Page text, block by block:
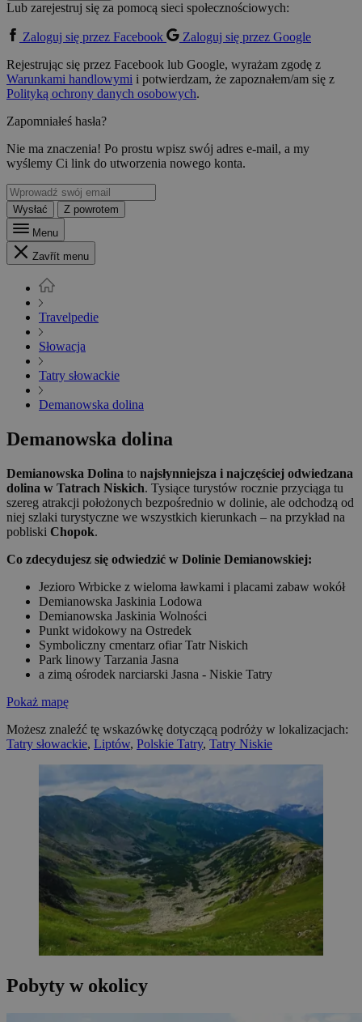
Lub zarejestruj się za pomocą sieci społecznościowych:
Zaloguj się przez Facebook
Zaloguj się przez Google
Rejestrując się przez Facebook lub Google, wyrażam zgodę z
Warunkami handlowymi i potwierdzam, że zapoznałem/am się z
Polityką ochrony danych osobowych.
Zapomniałeś hasła?
Nie ma znaczenia! Po prostu wpisz swój adres e-mail, a my
wyślemy Ci link do utworzenia nowego konta.
Wysłać
Z powrotem
Menu
Zavřít menu
Travelpedie
Słowacja
Tatry słowackie
Demanowska dolina
Demanowska dolina
Demianowska Dolina to najsłynniejsza i najczęściej odwiedzana
dolina w Tatrach Niskich. Tysiące turystów rocznie przyciąga tu
szereg atrakcji położonych bezpośrednio w dolinie, ale odchodzą od
niej szlaki turystyczne we wszystkich kierunkach – na przykład na
pobliski Chopok.
Co zdecydujesz się odwiedzić w Dolinie Demianowskiej:
Jezioro Wrbicke z wieloma ławkami i placami zabaw wokół
Demianowska Jaskinia Lodowa
Demianowska Jaskinia Wolności
Punkt widokowy na Ostredek
Symboliczny cmentarz ofiar Tatr Niskich
Park linowy Tarzania Jasna
a zimą ośrodek narciarski Jasna - Niskie Tatry
Pokaż mapę
Możesz znaleźć tę wskazówkę dotyczącą podróży w lokalizacjach:
Tatry słowackie, Liptów, Polskie Tatry, Tatry Niskie
Pobyty w okolicy